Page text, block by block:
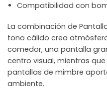
Compatibilidad con
La combinación de
tono cálido crea
comedor, una pantalla
centro visual, mientras
pantallas de mimbre
ambiente.